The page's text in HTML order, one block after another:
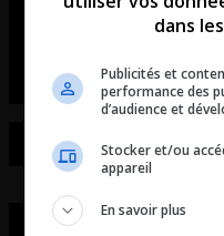
entretient avec Axel
dans
Publicités et
performance des
d’audience et
Stocker et/ou
appareil
En savoir plus